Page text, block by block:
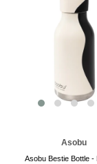
Asobu
Asobu Bestie Bottle -